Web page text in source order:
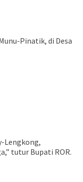
Pinatik, di Desa
Lengkong,
tutur Bupati ROR.